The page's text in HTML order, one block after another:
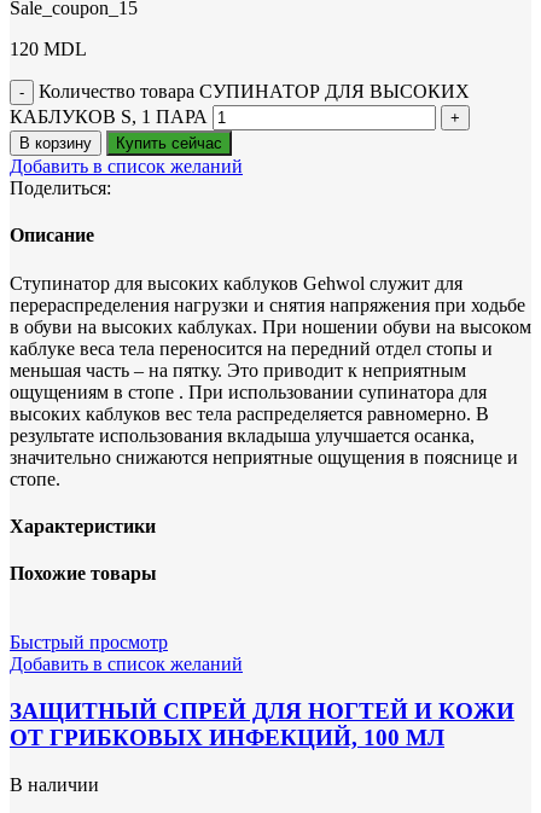
Sale_coupon_15
120 MDL
Количество товара СУПИНАТОР ДЛЯ ВЫСОКИХ
КАБЛУКОВ S, 1 ПАРА
В корзину Купить сейчас
Добавить в список желаний
Поделиться:
Описание
Ступинатор для высоких каблуков Gehwol служит для
перераспределения нагрузки и снятия напряжения при ходьбе
в обуви на высоких каблуках. При ношении обуви на высоком
каблуке веса тела переносится на передний отдел стопы и
меньшая часть – на пятку. Это приводит к неприятным
ощущениям в стопе . При использовании супинатора для
высоких каблуков вес тела распределяется равномерно. В
результате использования вкладыша улучшается осанка,
значительно снижаются неприятные ощущения в пояснице и
стопе.
Характеристики
Похожие товары
Быстрый просмотр
Добавить в список желаний
ЗАЩИТНЫЙ СПРЕЙ ДЛЯ НОГТЕЙ И КОЖИ
ОТ ГРИБКОВЫХ ИНФЕКЦИЙ, 100 МЛ
В наличии